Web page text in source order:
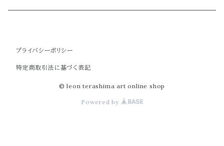
スモールサイズ
ショルダーバッグ
プライバシーポリシー
特定商取引法に基づく表記
© leon terashima art online shop
Powered by